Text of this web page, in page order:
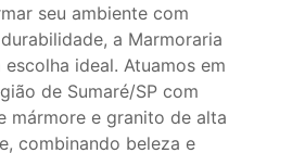
seu ambiente com
a Marmoraria
escolha ideal. Atuamos em
de Sumaré/SP com
mármore e granito de alta
combinando beleza e